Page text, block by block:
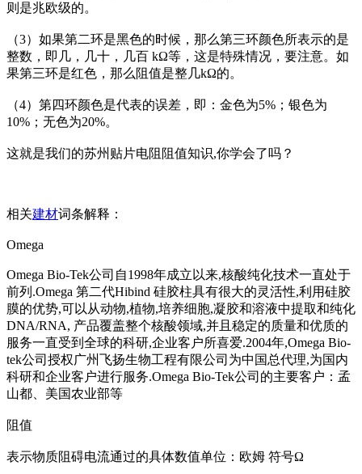
则是兆欧级的。
（3）如果第二环是黑色的时候，那么第三环颜色所表示的是
整数，即几，几十，几百 kΩ等，这是特殊情况，要注意。如
果第三环是红色，那么阻值是整几kΩ的。
（4）第四环颜色是代表的误差，即：金色为5%；银色为
10%；无色为20%。
这就是我们的苏州贴片电阻阻值知识,你学会了吗？
相关建材词条解释：
Omega
Omega Bio-Tek公司自1998年成立以来,核酸纯化技术一直处于
前列.Omega 第二代Hibind 硅胶柱具有很大的灵活性,利用硅胶
膜的优势,可以从动物,植物,培养细胞,凝胶和溶液中提取和纯化
DNA/RNA, 产品覆盖整个核酸领域,并且稳定的质量和优质的
服务一直受到全球的科研,企业客户所喜爱.2004年,Omega Bio-
tek公司授权广州飞扬生物工程有限公司为中国总代理,为国内
科研和企业客户进行服务.Omega Bio-Tek公司的主要客户：孟
山都、美国农业部等
阻值
表示物质阻碍电流通过的具体数值单位：欧姆 符号Ω